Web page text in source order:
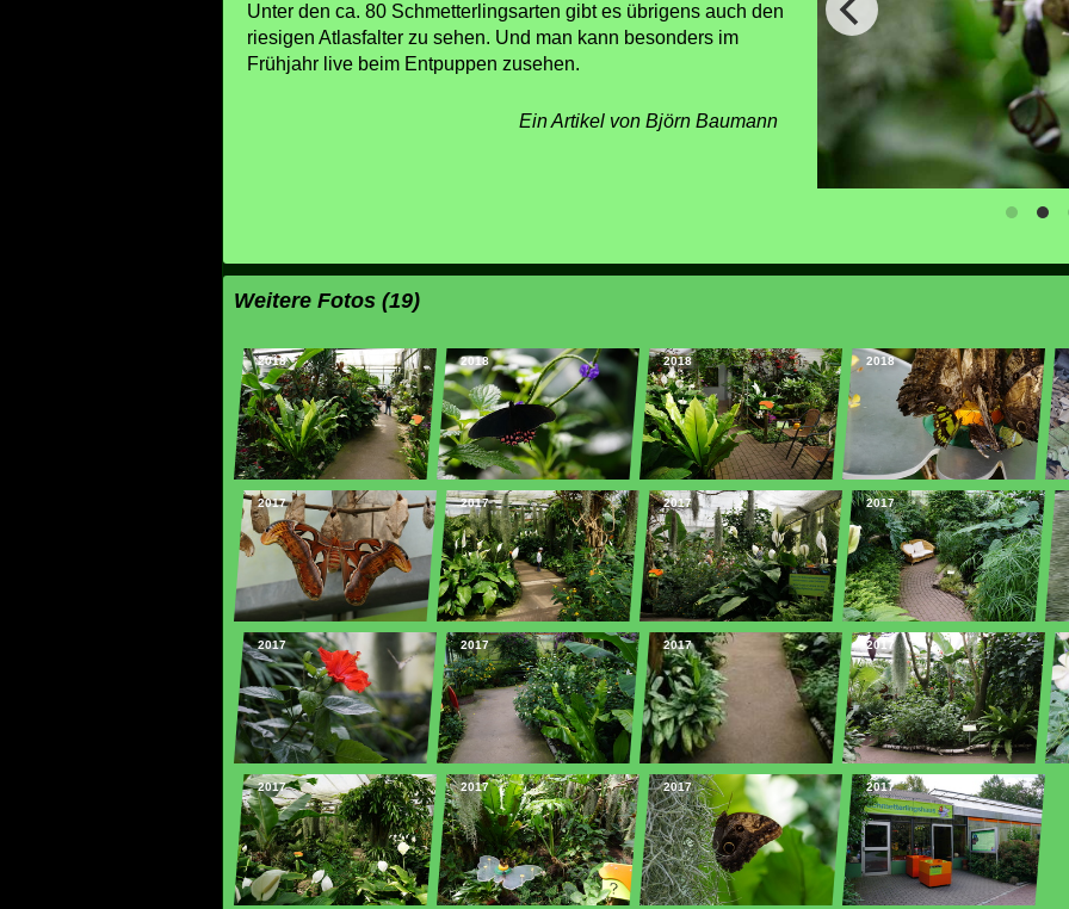
Unter den ca. 80 Schmetterlingsarten gibt es übrigens auch den
riesigen Atlasfalter zu sehen. Und man kann besonders im
Frühjahr live beim Entpuppen zusehen.
Ein Artikel von Björn Baumann
Weitere Fotos (19)
2018 2018 2018 2018
2017 2017 2017 2017
2017 2017 2017 2017
2017 2017 2017 2017